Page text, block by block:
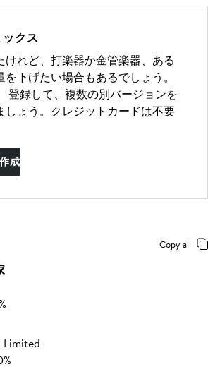
クス
けれど、打楽器か金管楽器、ある
下げたい場合もあるでしょう。
登録して、複数の別バージョンを
しょう。クレジットカードは不要
成
Copy all